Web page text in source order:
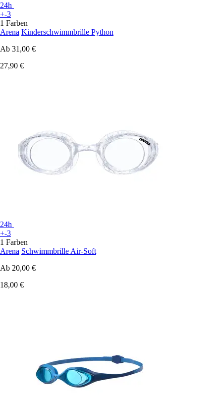
24h
+-3
1 Farben
Arena Kinderschwimmbrille Python
Ab 31,00 €
27,90 €
24h
+-3
1 Farben
Arena Schwimmbrille Air-Soft
Ab 20,00 €
18,00 €